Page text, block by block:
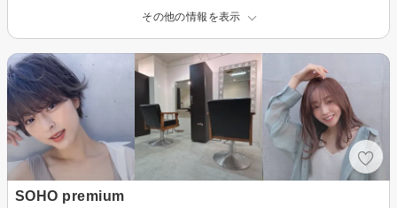
その他の情報を表示
SOHO premium